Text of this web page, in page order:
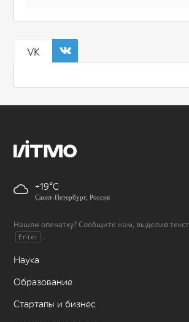
VK
+19
Санкт-Петербург, Россия
Нашли опечатку? Сообщите нам, выделив
Enter .
Наука
Образование
Стартапы и бизнес